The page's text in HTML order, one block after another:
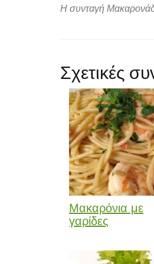
Η συνταγή
Σχετικές
Μακαρόνια με
γαρίδες